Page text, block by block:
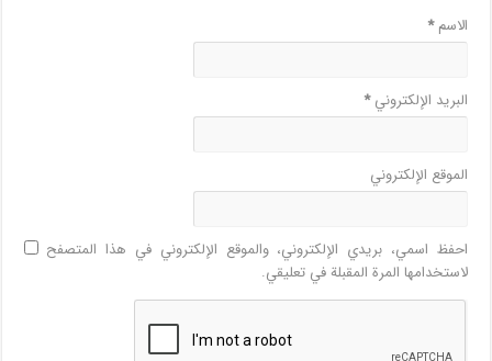
الاسم*
البريد الإلكتروني*
الموقع الإلكتروني
احفظ اسمي، بريدي الإلكتروني، والموقع الإلكتروني في هذا المتصفح
لاستخدامها المرة المقبلة في تعليقي.